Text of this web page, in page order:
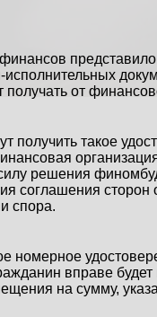
исполнительных
получать от
получить такое
решения
соглашения сторон
спора.
номерное
вправе будет
на сумму,